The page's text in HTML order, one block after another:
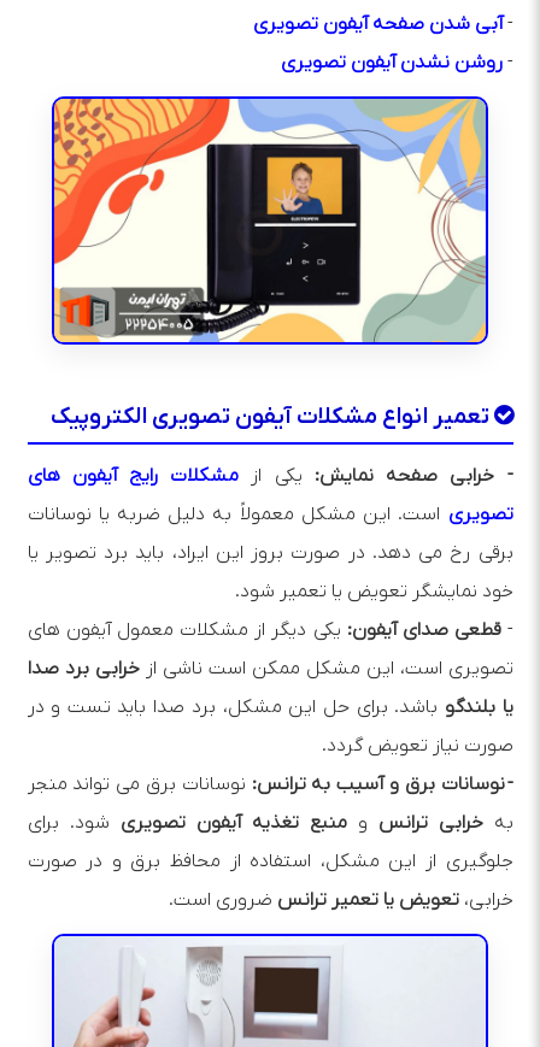
-آبی شدن صفحه آیفون تصویری
-روشن نشدن آیفون تصویری
تعمیر انواع مشکلات آیفون تصویری الکتروپیک
- خرابی صفحه نمایش: یکی از مشکلات رایج آیفون‌ های
تصویری است. این مشکل معمولاً به دلیل ضربه یا نوسانات
برقی رخ می‌ دهد. در صورت بروز این ایراد، باید برد تصویر یا
خود نمایشگر تعویض یا تعمیر شود.
- قطعی صدای آیفون: یکی دیگر از مشکلات معمول آیفون های
تصویری است، این مشکل ممکن است ناشی ازخرابی برد صدا
یا بلندگو باشد. برای حل این مشکل، برد صدا باید تست و در
صورت نیاز تعویض گردد.
- نوسانات برق و آسیب به ترانس: نوسانات برق می‌ تواند منجر
بهخرابی ترانس و منبع تغذیه آیفون تصویری شود. برای
جلوگیری از این مشکل، استفاده از محافظ برق و در صورت
خرابی،تعویض یا تعمیر ترانس ضروری است.